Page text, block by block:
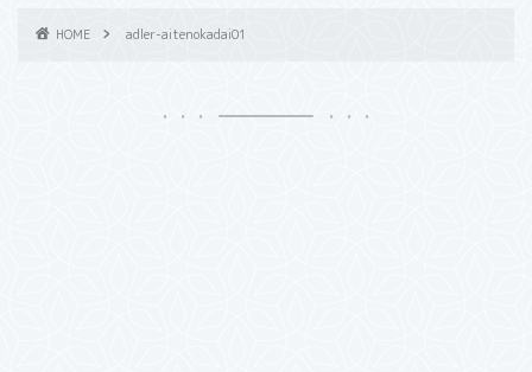
HOME adler-aitenokadai01